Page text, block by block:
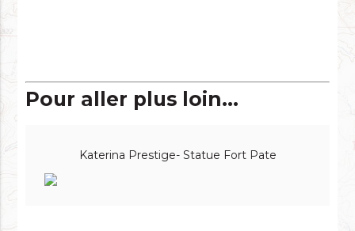
Pour aller plus loin...
Katerina Prestige- Statue Fort Pate